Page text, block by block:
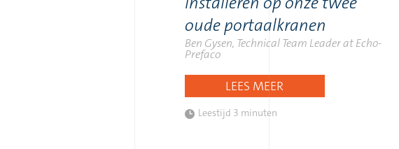
oude portaalkranen
Ben Gysen, Technical Team Leader at Echo-
Prefaco
LEES MEER
Leestijd 3 minuten